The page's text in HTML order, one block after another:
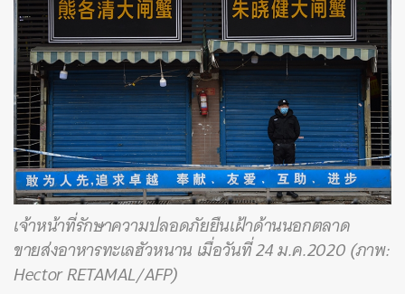
เจ้าหน้าที่รักษาความปลอดภัยยืนเฝ้าด้านนอกตลาด
ขายส่งอาหารทะเลฮัวหนาน เมื่อวันที่ 24 ม.ค.2020 (ภาพ:
Hector RETAMAL/AFP)